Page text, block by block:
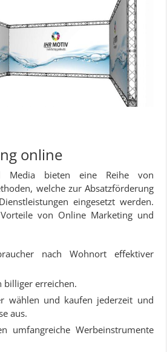
online
Media bieten eine Reihe von
welche zur Absatzförderung
eingesetzt werden.
von Online Marketing und
nach Wohnort effektiver
billiger erreichen.
wählen und kaufen jederzeit und
aus.
umfangreiche Werbeinstrumente